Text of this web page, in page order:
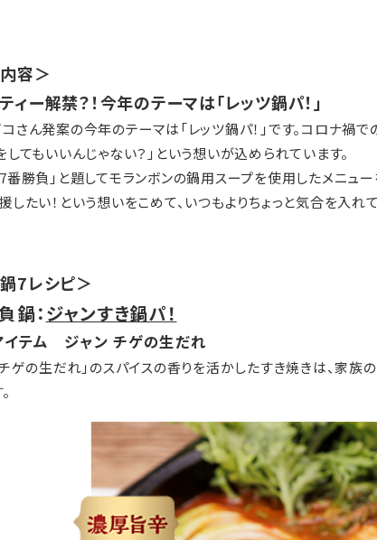
容＞
ィー解禁？！今年のテーマは「レッツ鍋パ！」
さん発案の今年のテーマは「レッツ鍋パ！」です。コロナ禍
してもいいんじゃない？」という想いが込められています。
番勝負」と題してモランボンの鍋用スープを使用したメニ
したい！という想いをこめて、いつもよりちょっと気合を入れ
7レシピ＞
鍋：ジャンすき鍋パ！
イテム ジャン チゲの生だれ
チゲの生だれ」のスパイスの香りを活かしたすき焼きは、家族